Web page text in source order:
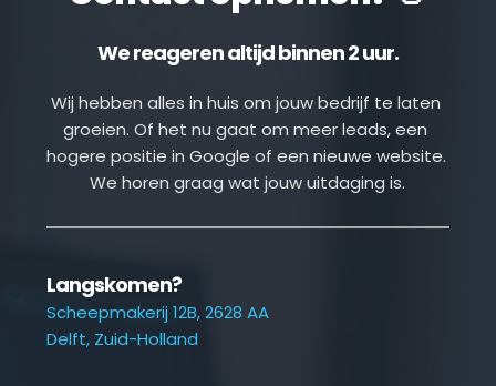
We reageren altijd binnen 2 uur.
Wij hebben alles in huis om jouw bedrijf te laten
groeien. Of het nu gaat om meer leads, een
hogere positie in Google of een nieuwe website.
We horen graag wat jouw uitdaging is.
Langskomen?
Scheepmakerij 12B, 2628 AA
Delft, Zuid-Holland